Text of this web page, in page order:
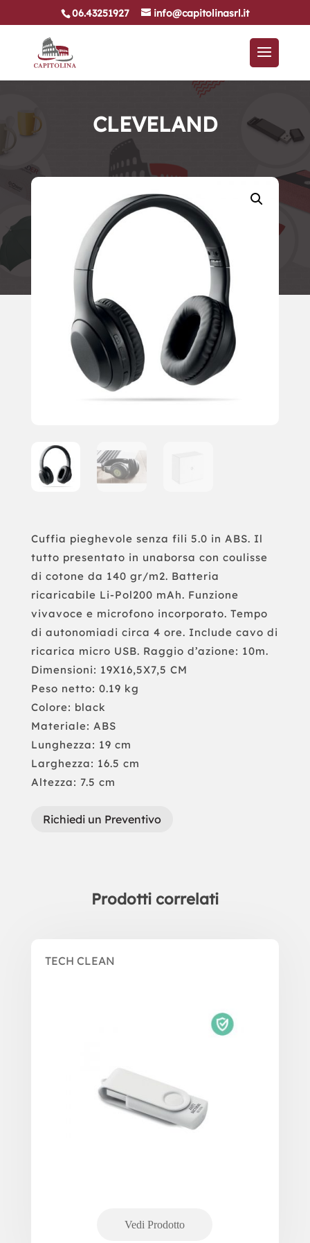
06.43251927 info@capitolinasrl.it
CLEVELAND
Cuffia pieghevole senza fili 5.0 in ABS. Il
tutto presentato in unaborsa con coulisse
di cotone da 140 gr/m2. Batteria
ricaricabile Li-Pol200 mAh. Funzione
vivavoce e microfono incorporato. Tempo
di autonomiadi circa 4 ore. Include cavo di
ricarica micro USB. Raggio d’azione: 10m.
Dimensioni: 19X16,5X7,5 CM
Peso netto: 0.19 kg
Colore: black
Materiale: ABS
Lunghezza: 19 cm
Larghezza: 16.5 cm
Altezza: 7.5 cm
Richiedi un Preventivo
Prodotti correlati
TECH CLEAN